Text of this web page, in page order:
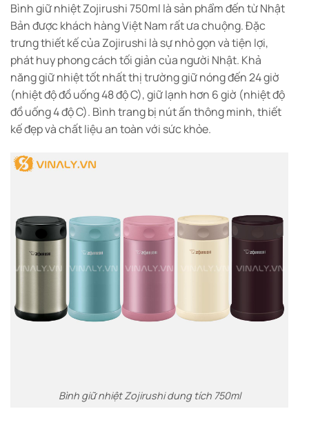
Bình giữ nhiệt Zojirushi 750ml là sản phẩm đến từ Nhật
Bản được khách hàng Việt Nam rất ưa chuộng. Đặc
trưng thiết kế của Zojirushi là sự nhỏ gọn và tiện lợi,
phát huy phong cách tối giản của người Nhật. Khả
năng giữ nhiệt tốt nhất thị trường giữ nóng đến 24 giờ
(nhiệt độ đồ uống 48 độ C), giữ lạnh hơn 6 giờ (nhiệt độ
đồ uống 4 độ C). Bình trang bị nút ấn thông minh, thiết
kế đẹp và chất liệu an toàn với sức khỏe.
Bình giữ nhiệt Zojirushi dung tích 750ml